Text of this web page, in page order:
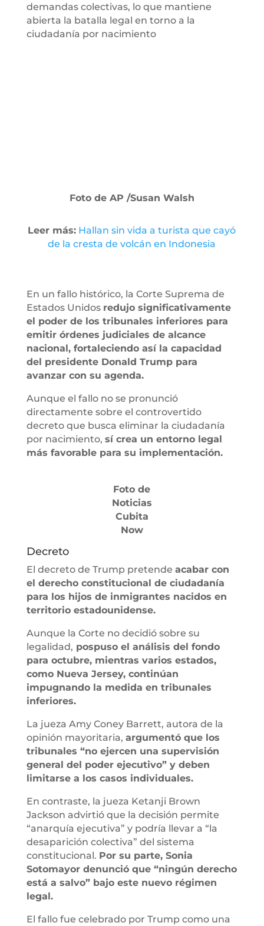
demandas colectivas, lo que mantiene
abierta la batalla legal en torno a la
ciudadanía por nacimiento
Foto de AP /Susan Walsh
Leer más: Hallan sin vida a turista que cayó
de la cresta de volcán en Indonesia
En un fallo histórico, la Corte Suprema de
Estados Unidos redujo significativamente
el poder de los tribunales inferiores para
emitir órdenes judiciales de alcance
nacional, fortaleciendo así la capacidad
del presidente Donald Trump para
avanzar con su agenda.
Aunque el fallo no se pronunció
directamente sobre el controvertido
decreto que busca eliminar la ciudadanía
por nacimiento, sí crea un entorno legal
más favorable para su implementación.
Foto de
Noticias
Cubita
Now
Decreto
El decreto de Trump pretende acabar con
el derecho constitucional de ciudadanía
para los hijos de inmigrantes nacidos en
territorio estadounidense.
Aunque la Corte no decidió sobre su
legalidad, pospuso el análisis del fondo
para octubre, mientras varios estados,
como Nueva Jersey, continúan
impugnando la medida en tribunales
inferiores.
La jueza Amy Coney Barrett, autora de la
opinión mayoritaria, argumentó que los
tribunales “no ejercen una supervisión
general del poder ejecutivo” y deben
limitarse a los casos individuales.
En contraste, la jueza Ketanji Brown
Jackson advirtió que la decisión permite
“anarquía ejecutiva” y podría llevar a “la
desaparición colectiva” del sistema
constitucional. Por su parte, Sonia
Sotomayor denunció que “ningún derecho
está a salvo” bajo este nuevo régimen
legal.
El fallo fue celebrado por Trump como una